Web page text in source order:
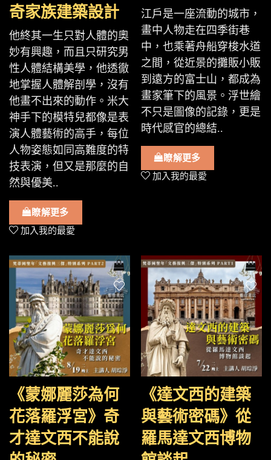
奇家族建築設計
他終其一生只對人體的奧
妙有興趣，而且只研究男
性人體結構美學，他透徹
地掌握人體解剖學，沒有
他畫不出來的動作。米大
神手下的模特兒都像是表
演人體藝術的高手，每位
人物姿態如同高難度的特
技表演，但又是那麼的自
然與優美..
瞭解更多
加入我的最愛
江戶是一座流動的城市，
畫中人物走在四季街巷
中，也乘著舟船穿梭水道
之間，從近景的攤販小販
到遠方的富士山，都成為
畫家筆下的風景。浮世繪
不只是圖像的記錄，更是
時代感官的總結..
瞭解更多
加入我的最愛
《蒙娜麗莎為何
花落羅浮宮》奇
才達文西不能說
《達文西的建築
與藝術密碼》從
羅馬達文西博物